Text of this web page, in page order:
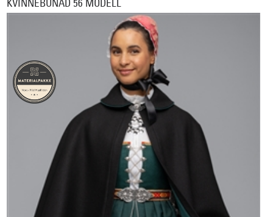
KVINNEBUNAD 56 MODELL